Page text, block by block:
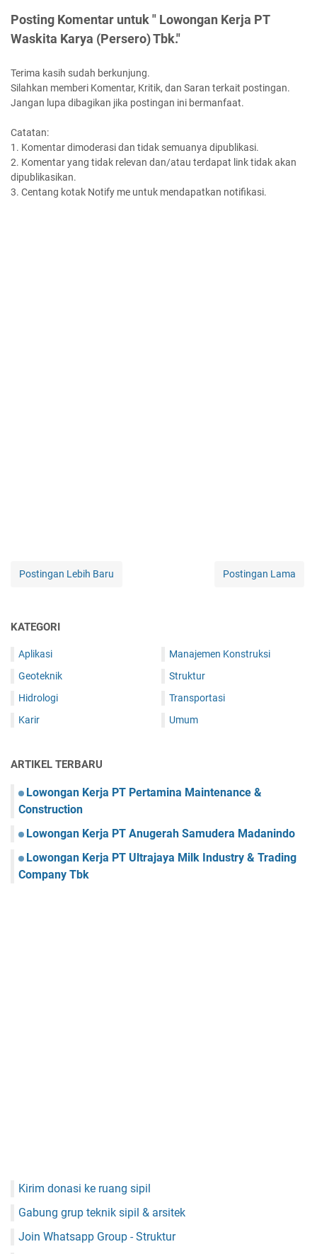
Posting Komentar untuk " Lowongan Kerja PT
Waskita Karya (Persero) Tbk."
Terima kasih sudah berkunjung.
Silahkan memberi Komentar, Kritik, dan Saran terkait postingan.
Jangan lupa dibagikan jika postingan ini bermanfaat.
Catatan:
1. Komentar dimoderasi dan tidak semuanya dipublikasi.
2. Komentar yang tidak relevan dan/atau terdapat link tidak akan
dipublikasikan.
3. Centang kotak Notify me untuk mendapatkan notifikasi.
Postingan Lebih Baru Postingan Lama
KATEGORI
Aplikasi
Geoteknik
Hidrologi
Karir
Manajemen Konstruksi
Struktur
Transportasi
Umum
ARTIKEL TERBARU
Lowongan Kerja PT Pertamina Maintenance &
Construction
Lowongan Kerja PT Anugerah Samudera Madanindo
Lowongan Kerja PT Ultrajaya Milk Industry & Trading
Company Tbk
Kirim donasi ke ruang sipil
Gabung grup teknik sipil & arsitek
Join Whatsapp Group - Struktur